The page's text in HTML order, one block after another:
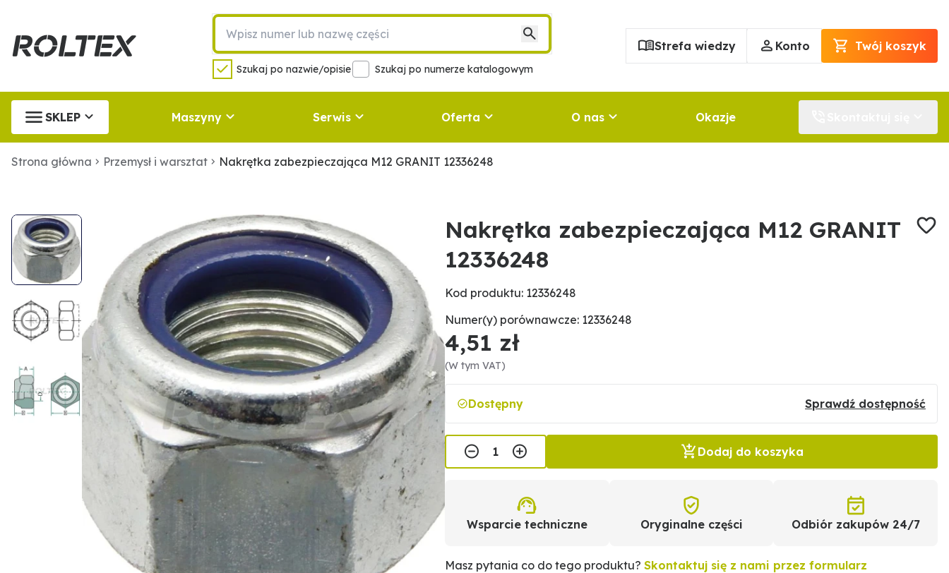
Szukaj po nazwie/opisie Szukaj po numerze katalogowym
Strefa wiedzy Konto Twój koszyk
SKLEP Maszyny Serwis Oferta O nas Okazje
Strona główna Przemysł i warsztat Nakrętka zabezpieczająca M12 GRANIT 12336248
Nakrętka zabezpieczająca M12 GRANIT
12336248
Kod produktu: 12336248
Numer(y) porównawcze: 12336248
4,51 zł
(W tym VAT)
Dostępny Sprawdź dostępność
Dodaj do koszyka
Wsparcie techniczne Oryginalne części Odbiór zakupów 24/7
Masz pytania co do tego produktu?Skontaktuj się z nami przez formularz